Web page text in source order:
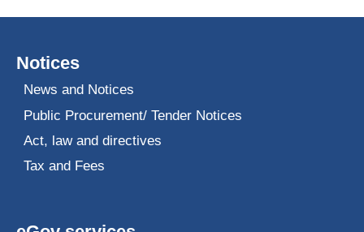
Notices
News and Notices
Public Procurement/ Tender Notices
Act, law and directives
Tax and Fees